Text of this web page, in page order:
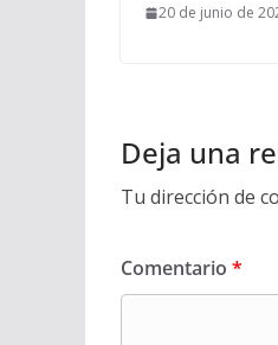
20 de junio de
Deja una
Tu dirección de
Comentario *